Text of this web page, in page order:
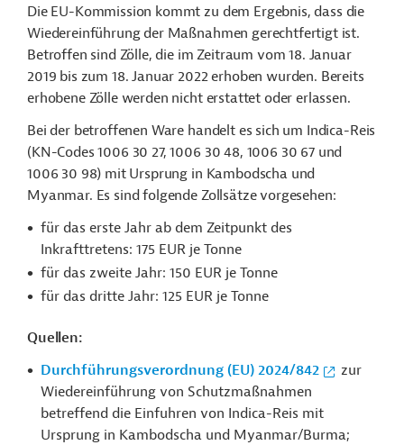
Die EU-Kommission kommt zu dem Ergebnis, dass die
Wiedereinführung der Maßnahmen gerechtfertigt ist.
Betroffen sind Zölle, die im Zeitraum vom 18. Januar
2019 bis zum 18. Januar 2022 erhoben wurden. Bereits
erhobene Zölle werden nicht erstattet oder erlassen.
Bei der betroffenen Ware handelt es sich um Indica-Reis
(KN-Codes 1006 30 27, 1006 30 48, 1006 30 67 und
1006 30 98) mit Ursprung in Kambodscha und
Myanmar. Es sind folgende Zollsätze vorgesehen:
für das erste Jahr ab dem Zeitpunkt des
Inkrafttretens: 175 EUR je Tonne
für das zweite Jahr: 150 EUR je Tonne
für das dritte Jahr: 125 EUR je Tonne
Quellen:
Durchführungsverordnung (EU) 2024/842
zur
Wiedereinführung von Schutzmaßnahmen
betreffend die Einfuhren von Indica-Reis mit
Ursprung in Kambodscha und Myanmar/Burma;